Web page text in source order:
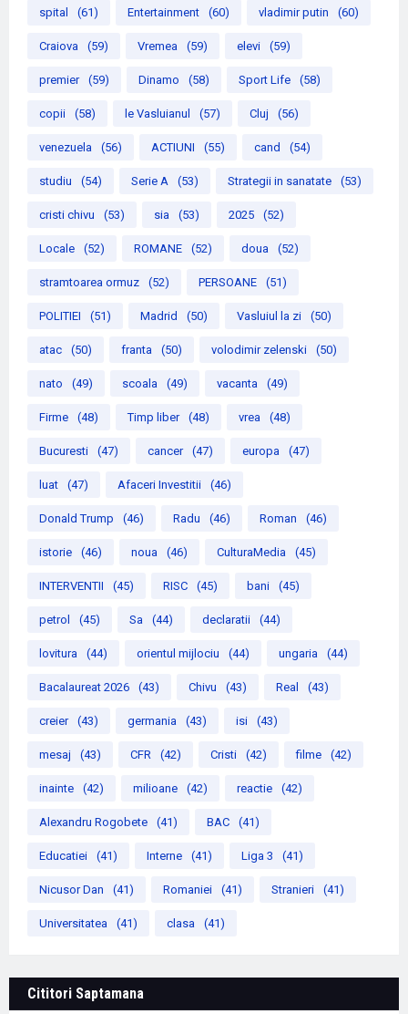
spital (61) Entertainment (60) vladimir putin (60)
Craiova (59) Vremea (59) elevi (59)
premier (59) Dinamo (58) Sport Life (58)
copii (58) le Vasluianul (57) Cluj (56)
venezuela (56) ACTIUNI (55) cand (54)
studiu (54) Serie A (53) Strategii in sanatate (53)
cristi chivu (53) sia (53) 2025 (52)
Locale (52) ROMANE (52) doua (52)
stramtoarea ormuz (52) PERSOANE (51)
POLITIEI (51) Madrid (50) Vasluiul la zi (50)
atac (50) franta (50) volodimir zelenski (50)
nato (49) scoala (49) vacanta (49)
Firme (48) Timp liber (48) vrea (48)
Bucuresti (47) cancer (47) europa (47)
luat (47) Afaceri Investitii (46)
Donald Trump (46) Radu (46) Roman (46)
istorie (46) noua (46) CulturaMedia (45)
INTERVENTII (45) RISC (45) bani (45)
petrol (45) Sa (44) declaratii (44)
lovitura (44) orientul mijlociu (44) ungaria (44)
Bacalaureat 2026 (43) Chivu (43) Real (43)
creier (43) germania (43) isi (43)
mesaj (43) CFR (42) Cristi (42) filme (42)
inainte (42) milioane (42) reactie (42)
Alexandru Rogobete (41) BAC (41)
Educatiei (41) Interne (41) Liga 3 (41)
Nicusor Dan (41) Romaniei (41) Stranieri (41)
Universitatea (41) clasa (41)
Cititori Saptamana